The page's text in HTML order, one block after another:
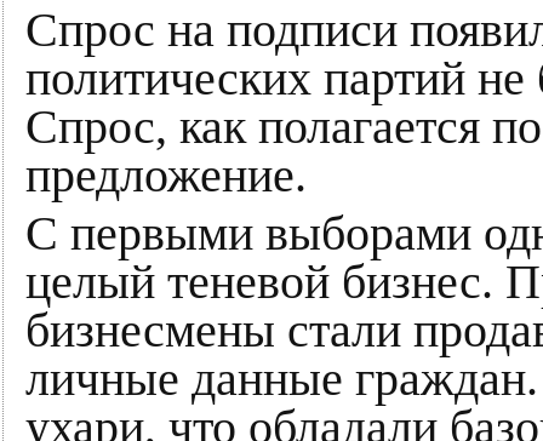
Спрос на подписи
политических партий
Спрос, как полагается
предложение.
С первыми выборами
целый теневой бизнес.
бизнесмены стали
личные данные
ухари, что обладали